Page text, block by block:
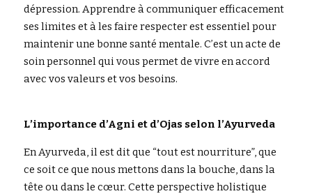
dépression. Apprendre à communiquer efficacement
ses limites et à les faire respecter est essentiel pour
maintenir une bonne santé mentale. C’est un acte de
soin personnel qui vous permet de vivre en accord
avec vos valeurs et vos besoins.
L’importance d’Agni et d’Ojas selon l’Ayurveda
En Ayurveda, il est dit que “tout est nourriture”, que
ce soit ce que nous mettons dans la bouche, dans la
tête ou dans le cœur. Cette perspective holistique